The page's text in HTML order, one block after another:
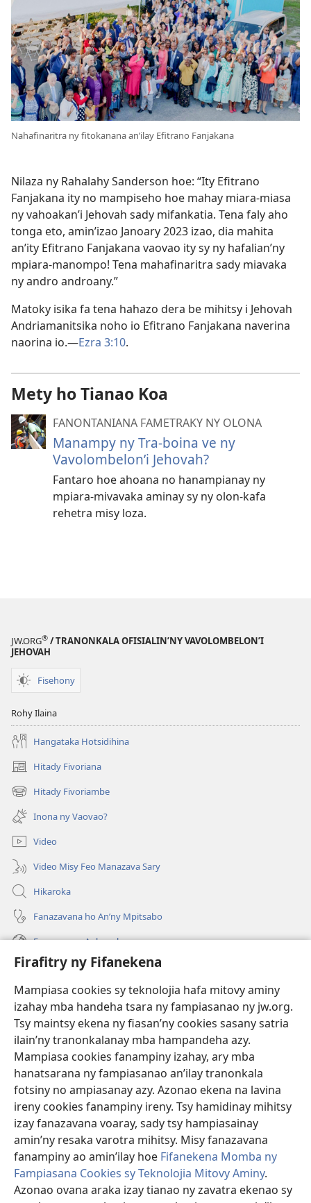
Firafitry ny Fifanekena
Mampiasa cookies sy teknolojia hafa mitovy aminy
izahay mba handeha tsara ny fampiasanao ny jw.org.
Tsy maintsy ekena ny fiasan’ny cookies sasany satria
ilain’ny tranonkalanay mba hampandeha azy.
Mampiasa cookies fanampiny izahay, ary mba
hanatsarana ny fampiasanao an’ilay tranonkala
fotsiny no ampiasanay azy. Azonao ekena na lavina
ireny cookies fanampiny ireny. Tsy hamidinay mihitsy
izay fanazavana voaray, sady tsy hampiasainay
amin’ny resaka varotra mihitsy. Misy fanazavana
fanampiny ao amin’ilay hoe Fifanekena Momba ny
Fampiasana Cookies sy Teknolojia Mitovy Aminy.
Azonao ovana araka izay tianao ny zavatra ekenao sy
Nahafinaritra ny fitokanana an’ilay Efitrano Fanjakana
Nilaza ny Rahalahy Sanderson hoe: “Ity Efitrano
Fanjakana ity no mampiseho hoe mahay miara-miasa
ny vahoakan’i Jehovah sady mifankatia. Tena faly aho
tonga eto, amin’izao Janoary 2023 izao, dia mahita
an’ity Efitrano Fanjakana vaovao ity sy ny hafalian’ny
mpiara-manompo! Tena mahafinaritra sady miavaka
ny andro androany.”
Matoky isika fa tena hahazo dera be mihitsy i Jehovah
Andriamanitsika noho io Efitrano Fanjakana naverina
naorina io.​—Ezra 3:10.
Mety ho Tianao Koa
FANONTANIANA FAMETRAKY NY OLONA
Manampy ny Tra-boina ve ny
Vavolombelon’i Jehovah?
Fantaro hoe ahoana no hanampianay ny
mpiara-mivavaka aminay sy ny olon-kafa
rehetra misy loza.
JW.ORG® / TRANONKALA OFISIALIN’NY VAVOLOMBELON’I
JEHOVAH
Fisehony
Rohy Ilaina
Hangataka Hotsidihina
Hitady Fivoriana
(manokatra
rohy) Hitady Fivoriambe
(manokatra
rohy) Inona ny Vaovao?
Video
Video Misy Feo Manazava Sary
Hikaroka
Fanazavana ho An’ny Mpitsabo
Fanazavana Ankapobeny
Fanampiana
Fanomezana
(manokatra
rohy)
FITEHIRIZAM-BOKIN’NY Vavolombelon’i Jehovah
(manokatra
rohy)
JW Hub
(manokatra
rohy)
JW Library
Watchtower Library ®